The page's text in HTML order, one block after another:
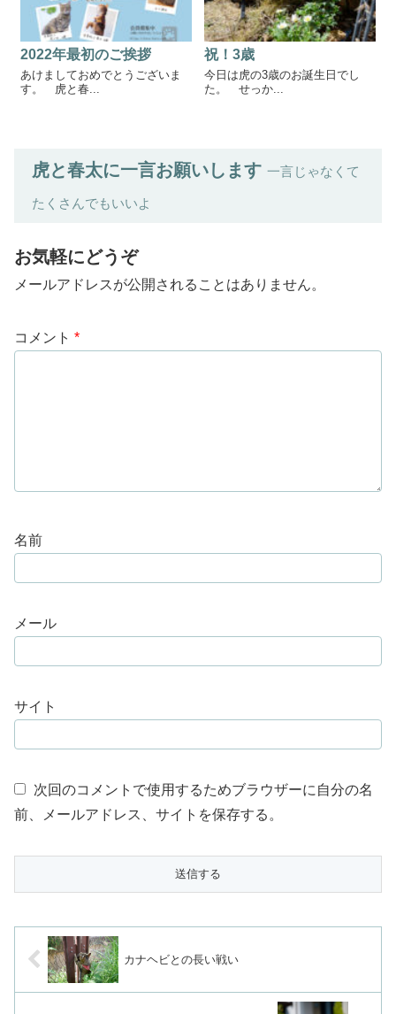
2022年最初のご挨拶
あけましておめでとうございま
す。 虎と春...
祝！3歳
今日は虎の3歳のお誕生日でし
た。 せっか...
虎と春太に一言お願いします 一言じゃなくて
たくさんでもいいよ
お気軽にどうぞ
メールアドレスが公開されることはありません。
コメント *
名前
メール
サイト
次回のコメントで使用するためブラウザーに自分の名
前、メールアドレス、サイトを保存する。
カナヘビとの長い戦い